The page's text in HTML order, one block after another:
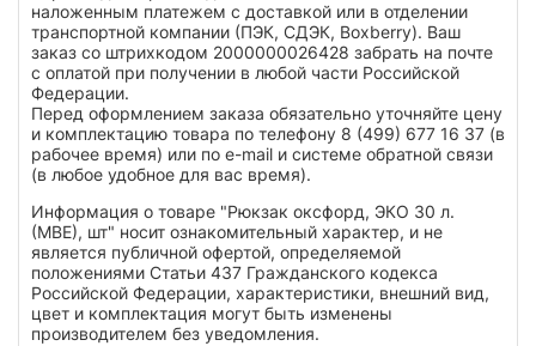
наложенным платежем с доставкой или в отделении
транспортной компании (ПЭК, СДЭК, Boxberry). Ваш
заказ со штрихкодом 2000000026428 забрать на почте
с оплатой при получении в любой части Российской
Федерации.
Перед оформлением заказа обязательно уточняйте цену
и комплектацию товара по телефону 8 (499) 677 16 37 (в
рабочее время) или по e-mail и системе обратной связи
(в любое удобное для вас время).
Информация о товаре "Рюкзак оксфорд, ЭКО 30 л.
(МВЕ), шт" носит ознакомительный характер, и не
является публичной офертой, определяемой
положениями Статьи 437 Гражданского кодекса
Российской Федерации, характеристики, внешний вид,
цвет и комплектация могут быть изменены
производителем без уведомления.